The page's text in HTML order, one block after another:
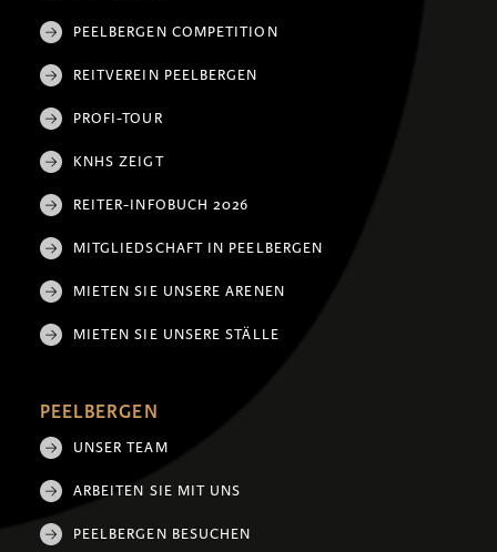
PEELBERGEN COMPETITION
REITVEREIN PEELBERGEN
PROFI-TOUR
KNHS ZEIGT
REITER-INFOBUCH 2026
MITGLIEDSCHAFT IN PEELBERGEN
MIETEN SIE UNSERE ARENEN
MIETEN SIE UNSERE STÄLLE
PEELBERGEN
UNSER TEAM
ARBEITEN SIE MIT UNS
PEELBERGEN BESUCHEN